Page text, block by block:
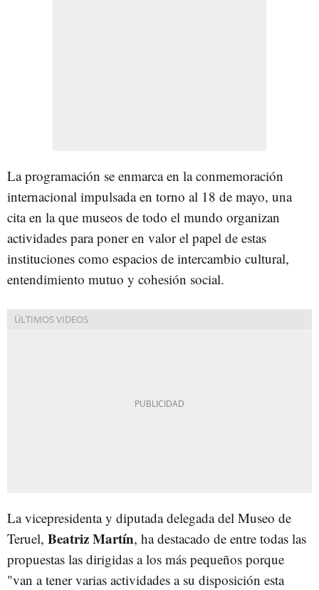
La programación se enmarca en la conmemoración
internacional impulsada en torno al 18 de mayo, una
cita en la que museos de todo el mundo organizan
actividades para poner en valor el papel de estas
instituciones como espacios de intercambio cultural,
entendimiento mutuo y cohesión social.
La vicepresidenta y diputada delegada del Museo de
Teruel, Beatriz Martín, ha destacado de entre todas las
propuestas las dirigidas a los más pequeños porque
"van a tener varias actividades a su disposición esta